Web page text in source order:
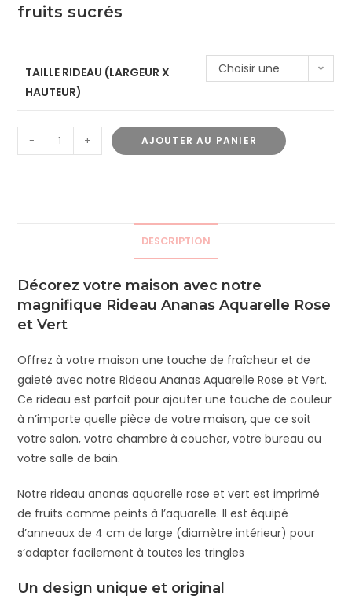
fruits sucrés
TAILLE RIDEAU (LARGEUR X
HAUTEUR)
Choisir une
- + AJOUTER AU PANIER
DESCRIPTION
Décorez votre maison avec notre
magnifique Rideau Ananas Aquarelle Rose
et Vert
Offrez à votre maison une touche de fraîcheur et de
gaieté avec notre Rideau Ananas Aquarelle Rose et Vert.
Ce rideau est parfait pour ajouter une touche de couleur
à n’importe quelle pièce de votre maison, que ce soit
votre salon, votre chambre à coucher, votre bureau ou
votre salle de bain.
Notre rideau ananas aquarelle rose et vert est imprimé
de fruits comme peints à l’aquarelle. Il est équipé
d’anneaux de 4 cm de large (diamètre intérieur) pour
s’adapter facilement à toutes les tringles
Un design unique et original